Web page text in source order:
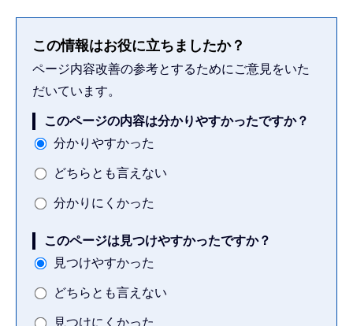
この情報はお役に立ちましたか？
ページ内容改善の参考とするためにご意見をいた
だいています。
このページの内容は分かりやすかったですか？
分かりやすかった
どちらとも言えない
分かりにくかった
このページは見つけやすかったですか？
見つけやすかった
どちらとも言えない
見つけにくかった